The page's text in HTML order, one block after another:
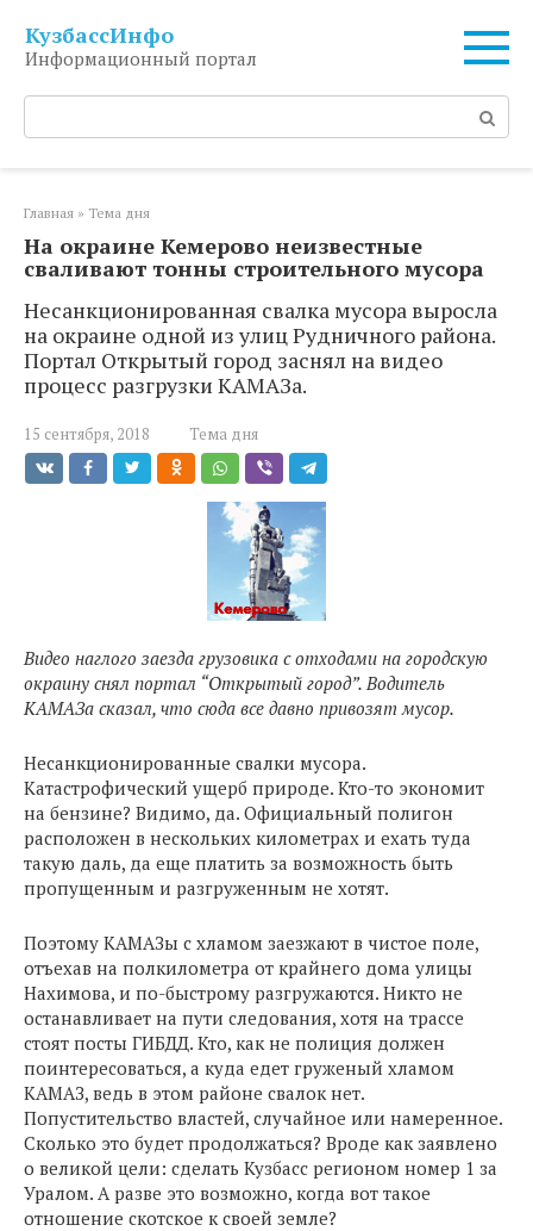
контенту
КузбассИнфо
Информационный портал
Поиск:
Главная » Тема дня
На окраине Кемерово неизвестные
сваливают тонны строительного мусора
Несанкционированная свалка мусора выросла
на окраине одной из улиц Рудничного района.
Портал Открытый город заснял на видео
процесс разгрузки КАМАЗа.
15 сентября, 2018 Тема дня
Видео наглого заезда грузовика с отходами на городскую
окраину снял портал “Открытый город”. Водитель
КАМАЗа сказал, что сюда все давно привозят мусор.
Несанкционированные свалки мусора.
Катастрофический ущерб природе. Кто-то экономит
на бензине? Видимо, да. Официальный полигон
расположен в нескольких километрах и ехать туда
такую даль, да еще платить за возможность быть
пропущенным и разгруженным не хотят.
Поэтому КАМАЗы с хламом заезжают в чистое поле,
отъехав на полкилометра от крайнего дома улицы
Нахимова, и по-быстрому разгружаются. Никто не
останавливает на пути следования, хотя на трассе
стоят посты ГИБДД. Кто, как не полиция должен
поинтересоваться, а куда едет груженый хламом
КАМАЗ, ведь в этом районе свалок нет.
Попустительство властей, случайное или намеренное.
Сколько это будет продолжаться? Вроде как заявлено
о великой цели: сделать Кузбасс регионом номер 1 за
Уралом. А разве это возможно, когда вот такое
отношение скотское к своей земле?